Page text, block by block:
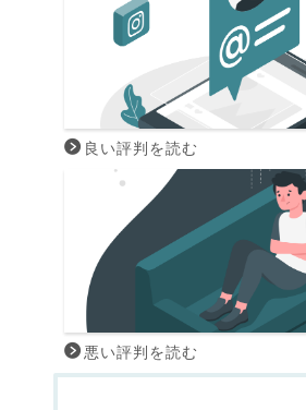
良い評判を読む
悪い評判を読む